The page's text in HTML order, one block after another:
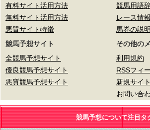
有料サイト活用方法
無料サイト活用方法
悪質サイト特徴
競馬用語
レース情報
馬券の説明
競馬予想サイト
全競馬予想サイト
優良競馬予想サイト
悪質競馬予想サイト
その他の
利用規約
RSSフィ
新規サイ
お問い合
競馬予想について注目タ